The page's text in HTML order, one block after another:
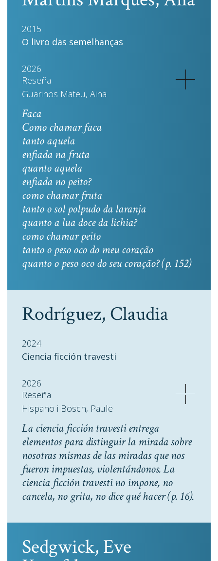
2015
O livro das semelhanças
2026
Reseña
Guarinos Mateu, Aina
Faca
Como chamar faca
tanto aquela
enfiada na fruta
quanto aquela
enfiada no peito?
como chamar fruta
tanto o sol polpudo da laranja
quanto a lua doce da lichia?
como chamar peito
tanto o peso oco do meu coração
quanto o peso oco do seu coração? (p. 152)
Rodríguez, Claudia
2024
Ciencia ficción travesti
2026
Reseña
Hispano i Bosch, Paule
La ciencia ficción travesti entrega
elementos para distinguir la mirada sobre
nosotras mismas de las miradas que nos
fueron impuestas, violentándonos. La
ciencia ficción travesti no impone, no
cancela, no grita, no dice qué hacer(p. 16).
Sedgwick, Eve